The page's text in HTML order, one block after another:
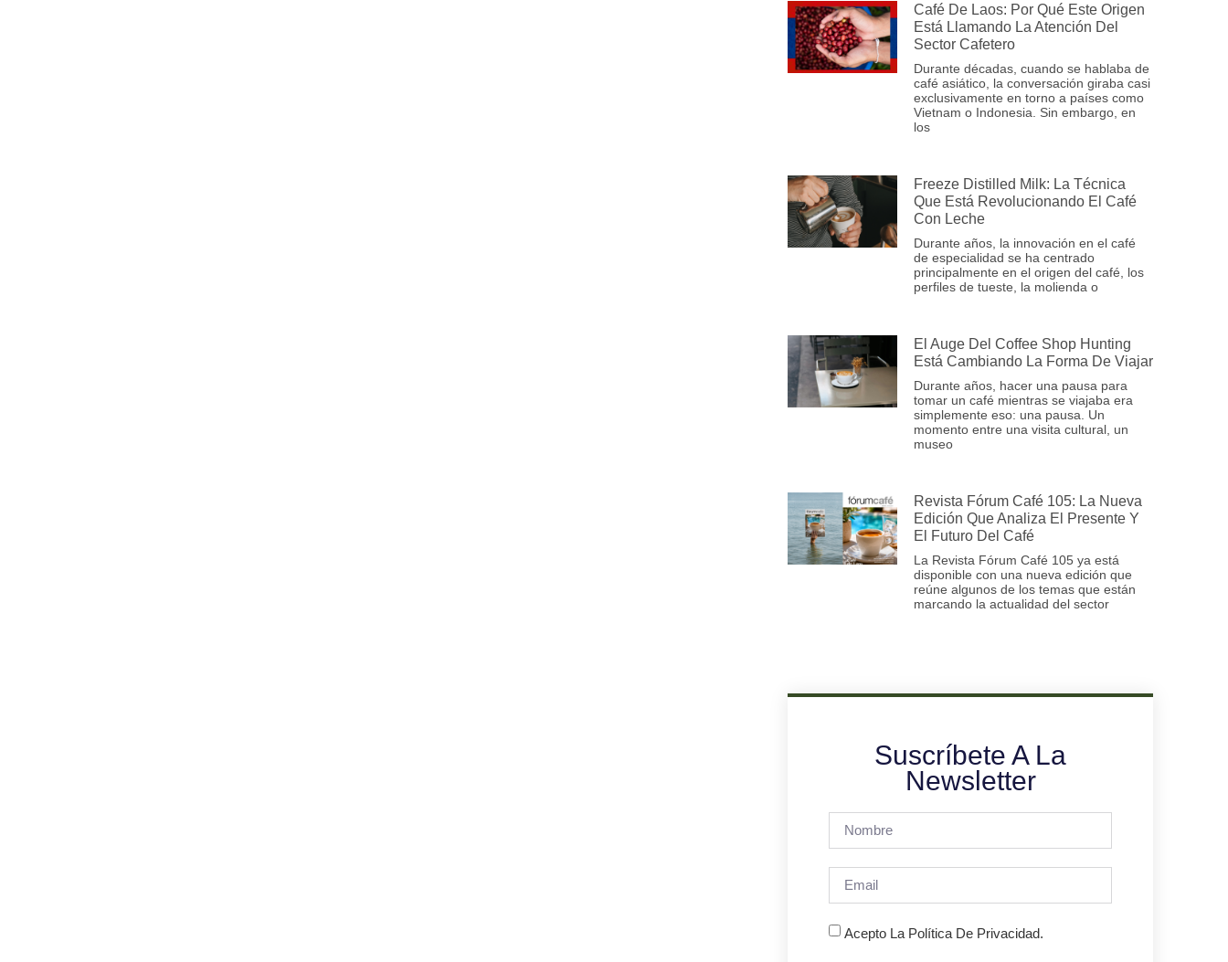
Café De Laos: Por Qué Este Origen
Está Llamando La Atención Del
Sector Cafetero
Durante décadas, cuando se hablaba de
café asiático, la conversación giraba casi
exclusivamente en torno a países como
Vietnam o Indonesia. Sin embargo, en
los
Freeze Distilled Milk: La Técnica
Que Está Revolucionando El Café
Con Leche
Durante años, la innovación en el café
de especialidad se ha centrado
principalmente en el origen del café, los
perfiles de tueste, la molienda o
El Auge Del Coffee Shop Hunting
Está Cambiando La Forma De Viajar
Durante años, hacer una pausa para
tomar un café mientras se viajaba era
simplemente eso: una pausa. Un
momento entre una visita cultural, un
museo
Revista Fórum Café 105: La Nueva
Edición Que Analiza El Presente Y
El Futuro Del Café
La Revista Fórum Café 105 ya está
disponible con una nueva edición que
reúne algunos de los temas que están
marcando la actualidad del sector
Suscríbete A La
Newsletter
Acepto La Política De Privacidad.